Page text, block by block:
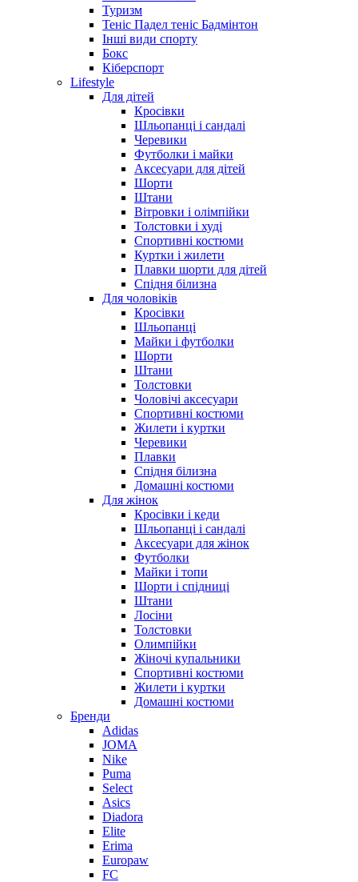
Туризм
Теніс Падел теніс Бадмінтон
Інші види спорту
Бокс
Кіберспорт
Lifestyle
Для дітей
Кросівки
Шльопанці і сандалі
Черевики
Футболки і майки
Аксесуари для дітей
Шорти
Штани
Вітровки і олімпійки
Толстовки і худі
Спортивні костюми
Куртки і жилети
Плавки шорти для дітей
Спідня білизна
Для чоловіків
Кросівки
Шльопанці
Майки і футболки
Шорти
Штани
Толстовки
Чоловічі аксесуари
Спортивні костюми
Жилети і куртки
Черевики
Плавки
Спідня білизна
Домашні костюми
Для жінок
Кросівки і кеди
Шльопанці і сандалі
Аксесуари для жінок
Футболки
Майки і топи
Шорти і спідниці
Штани
Лосіни
Толстовки
Олимпійки
Жіночі купальники
Спортивні костюми
Жилети і куртки
Домашні костюми
Бренди
Adidas
JOMA
Nike
Puma
Select
Asics
Diadora
Elite
Erima
Europaw
FC